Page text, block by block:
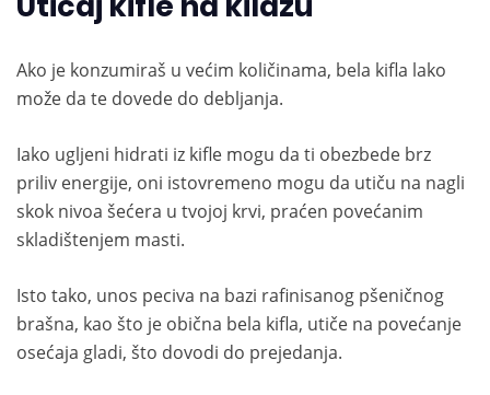
Ako je konzumiraš u većim količinama, bela kifla lako
može da te dovede do debljanja.
Iako ugljeni hidrati iz kifle mogu da ti obezbede brz
priliv energije, oni istovremeno mogu da utiču na nagli
skok nivoa šećera u tvojoj krvi, praćen povećanim
skladištenjem masti.
Isto tako, unos peciva na bazi rafinisanog pšeničnog
brašna, kao što je obična bela kifla, utiče na povećanje
osećaja gladi, što dovodi do prejedanja.